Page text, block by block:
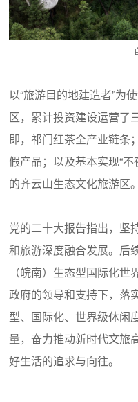
以“旅游目的地建造者”为
区，累计投资建设运营了
即，祁门红茶全产业链条
假产品；以及基本实现“
的齐云山生态文化旅游区。
党的二十大报告指出，坚
和旅游深度融合发展。后
（皖南）生态型国际化
政府的领导和支持下，落
型、国际化、世界级休闲
量，奋力推动新时代文旅
好生活的追求与向往。